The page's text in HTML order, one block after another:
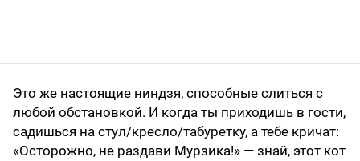
Это же настоящие ниндзя, способные слиться с
любой обстановкой. И когда ты приходишь в гости,
садишься на стул/кресло/табуретку, а тебе кричат:
«Осторожно, не раздави Мурзика!» — знай, этот кот